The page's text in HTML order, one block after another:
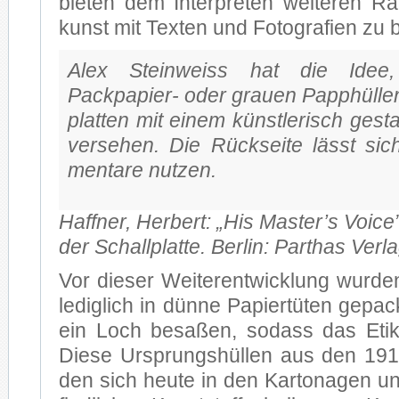
kunst mit Tex­ten und Fo­to­gra­fien zu
Alex Stein­weiss hat die
Packpapier- oder grau­en
plat­ten mit ei­nem künst­le­risch
ver­se­hen. Die Rück­sei­te lässt
men­ta­re nut­zen.
Haff­ner, Her­bert: „His Master’s
der Schall­plat­te. Ber­lin: Par­t­has
Vor die­ser Wei­ter­ent­wick­lung
le­dig­lich in dün­ne Pa­pier­tü­ten
ein Loch be­sa­ßen, so­dass das
Die­se Ur­sprungs­hül­len aus den
den sich heu­te in den Kar­to­na­gen